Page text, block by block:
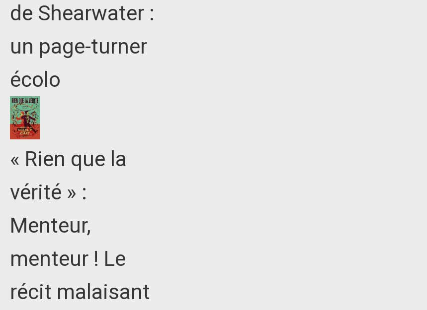
de Shearwater :
un page-turner
écolo
« Rien que la
vérité » :
Menteur,
menteur ! Le
récit malaisant